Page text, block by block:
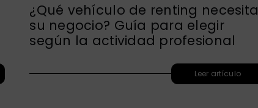
¿Qué vehículo de renting necesita
su negocio? Guía para elegir
según la actividad profesional
Leer artículo